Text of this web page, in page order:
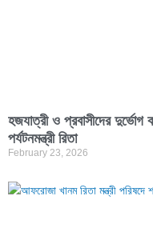
হজযাত্রী ও প্রবাসীদের দুর্ভোগ
পর্যটনমন্ত্রী রিতা
February 23, 2026